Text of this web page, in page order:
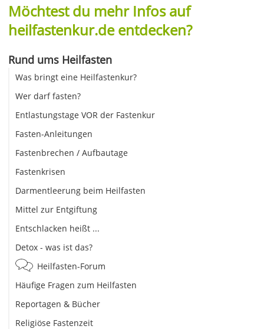
Möchtest du mehr Infos auf
heilfastenkur.de entdecken?
Rund ums Heilfasten
Was bringt eine Heilfastenkur?
Wer darf fasten?
Entlastungstage VOR der Fastenkur
Fasten-Anleitungen
Fastenbrechen / Aufbautage
Fastenkrisen
Darmentleerung beim Heilfasten
Mittel zur Entgiftung
Entschlacken heißt ...
Detox - was ist das?
Heilfasten-Forum
Häufige Fragen zum Heilfasten
Reportagen & Bücher
Religiöse Fastenzeit